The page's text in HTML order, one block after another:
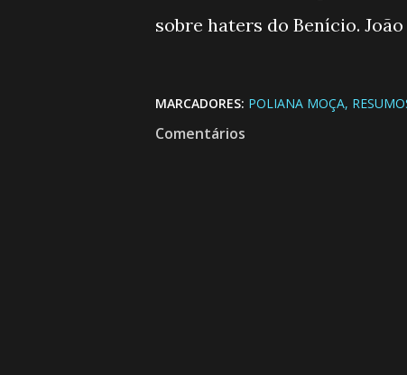
sobre haters do Benício.
MARCADORES: POLIANA MOÇA
Comentários